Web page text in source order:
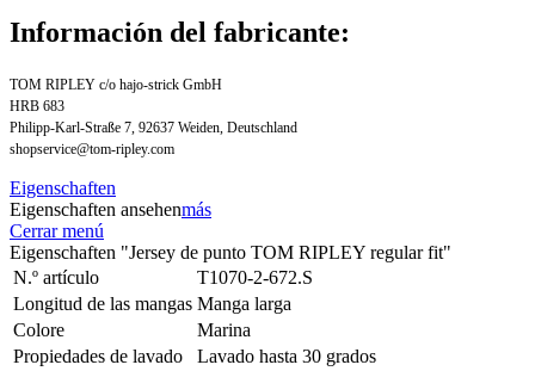
Información del fabricante:
TOM RIPLEY c/o hajo-strick GmbH
HRB 683
Philipp-Karl-Straße 7, 92637 Weiden, Deutschland
shopservice@tom-ripley.com
Eigenschaften
Eigenschaften ansehenmás
Cerrar menú
Eigenschaften "Jersey de punto TOM RIPLEY regular fit"
N.º artículo
T1070-2-672.S
Longitud de las mangas Manga larga
Colore
Marina
Propiedades de lavado
Lavado hasta 30 grados